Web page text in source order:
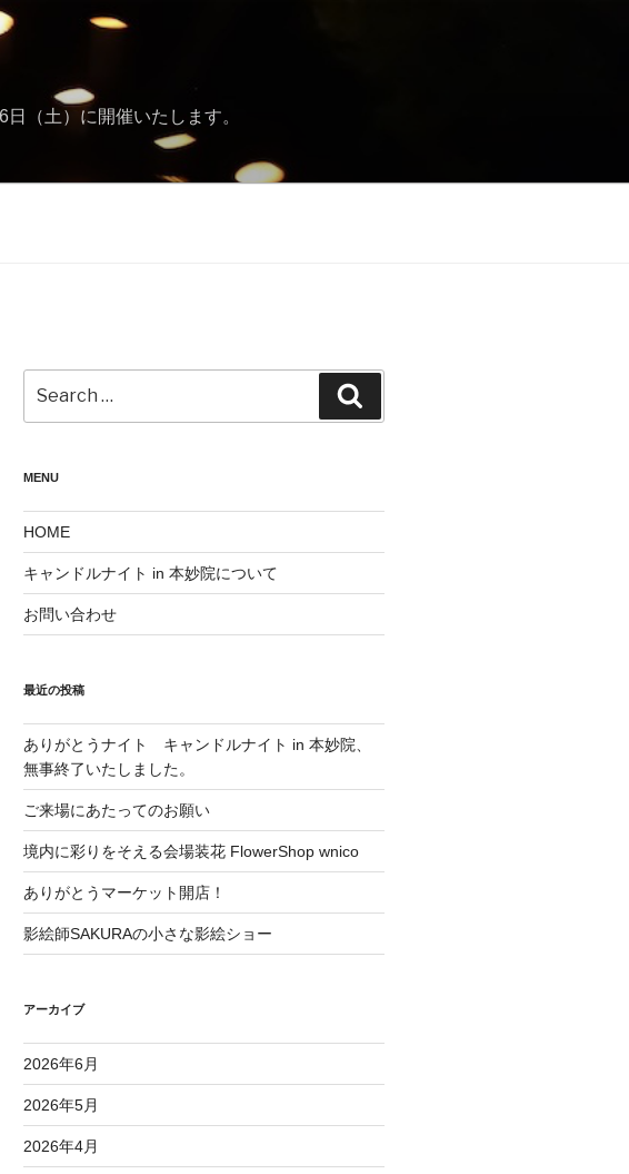
（土）に開催いたします。
for:
MENU
HOME
キャンドルナイト in 本妙院について
お問い合わせ
最近の投稿
ありがとうナイト キャンドルナイト in 本妙院、
無事終了いたしました。
ご来場にあたってのお願い
境内に彩りをそえる会場装花 FlowerShop wnico
ありがとうマーケット開店！
影絵師SAKURAの小さな影絵ショー
アーカイブ
2026年6月
2026年5月
2026年4月